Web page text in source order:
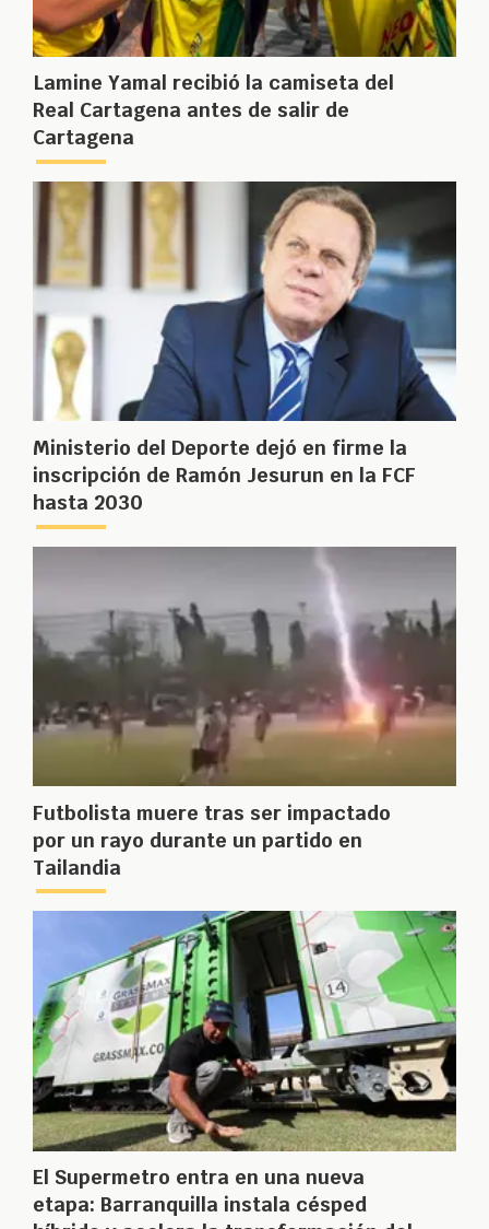
Lamine Yamal recibió la camiseta del
Real Cartagena antes de salir de
Cartagena
Ministerio del Deporte dejó en firme la
inscripción de Ramón Jesurun en la FCF
hasta 2030
Futbolista muere tras ser impactado
por un rayo durante un partido en
Tailandia
El Supermetro entra en una nueva
etapa: Barranquilla instala césped